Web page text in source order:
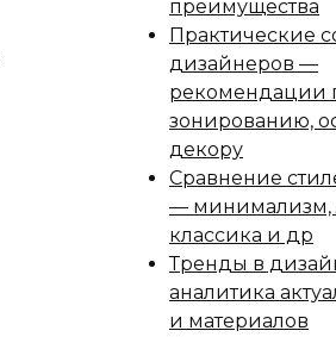
преимущества
Практические
дизайнеров —
рекомендации
зонированию,
декору
Сравнение
— минимализм,
классика и др
Тренды в
аналитика
и материалов